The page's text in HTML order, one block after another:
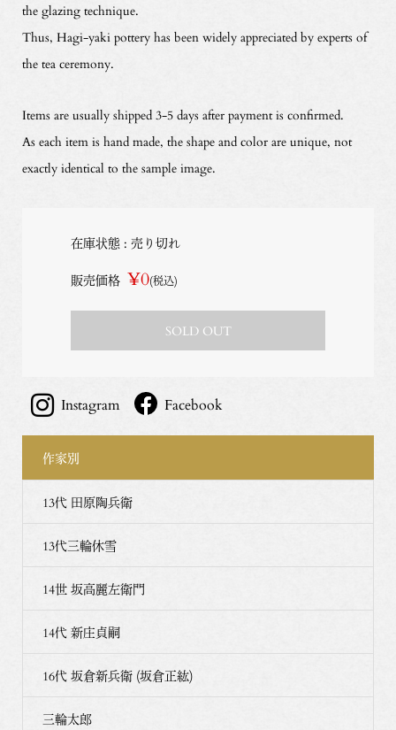
the glazing technique.
Thus, Hagi-yaki pottery has been widely appreciated by experts of
the tea ceremony.
Items are usually shipped 3-5 days after payment is confirmed.
As each item is hand made, the shape and color are unique, not
exactly identical to the sample image.
在庫状態 : 売り切れ
販売価格 ¥0(税込)
SOLD OUT
Instagram Facebook
作家別
13代 田原陶兵衛
13代三輪休雪
14世 坂高麗左衛門
14代 新庄貞嗣
16代 坂倉新兵衛 (坂倉正紘)
三輪太郎